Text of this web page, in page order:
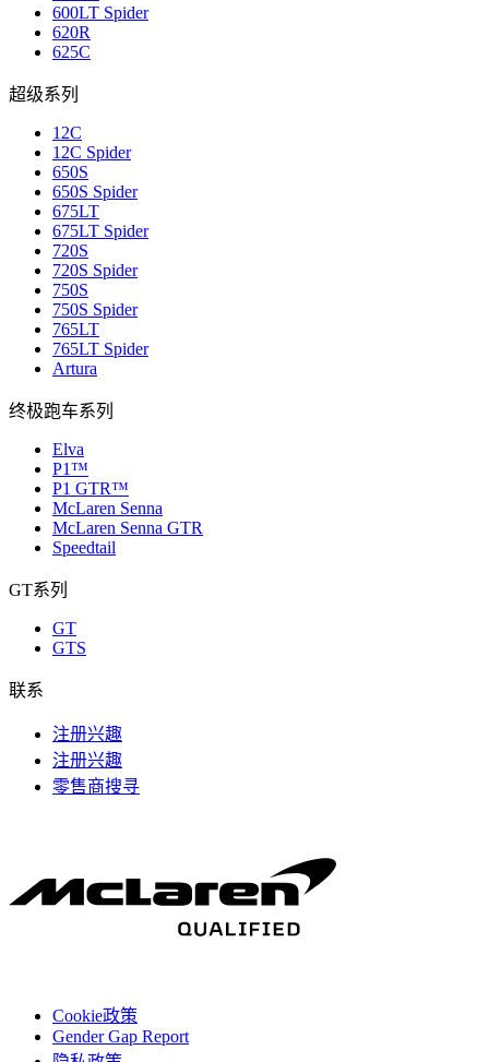
600LT Spider
620R
625C
超级系列
12C
12C Spider
650S
650S Spider
675LT
675LT Spider
720S
720S Spider
750S
750S Spider
765LT
765LT Spider
Artura
终极跑车系列
Elva
P1™
P1 GTR™
McLaren Senna
McLaren Senna GTR
Speedtail
GT系列
GT
GTS
联系
注册兴趣
注册兴趣
零售商搜寻
Cookie政策
Gender Gap Report